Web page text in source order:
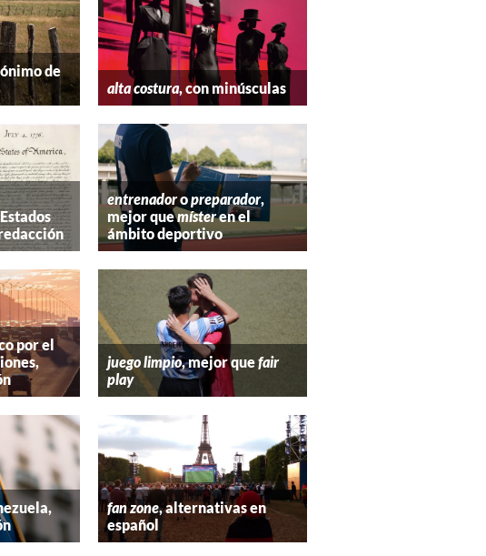
de
alta costura, con minúsculas
entrenadoropreparador,
mejor quemísteren el
ámbito deportivo
por el
juego limpio, mejor quefair
play
fan zone, alternativas en
español